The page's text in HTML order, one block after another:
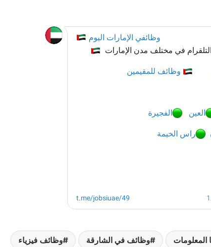
المعلومات وظائف في الشارقة وظائف فيزياء